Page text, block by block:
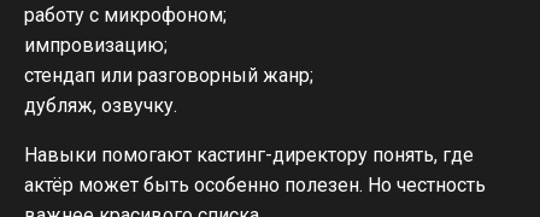
работу с микрофоном;
импровизацию;
стендап или разговорный жанр;
дубляж, озвучку.
Навыки помогают кастинг-директору понять, где
актёр может быть особенно полезен. Но честность